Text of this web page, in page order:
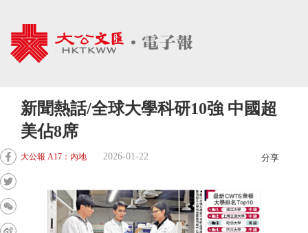
新聞熱話/全球大學科研10強 中國超
美佔8席
大公報 A17：內地 2026-01-22 分享